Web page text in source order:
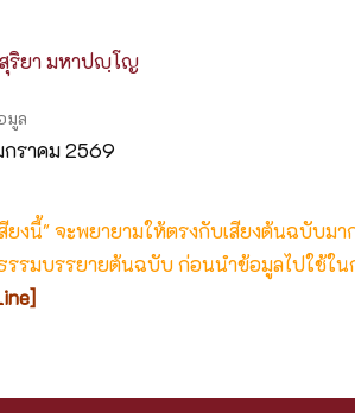
ริยา มหาปญฺโญ
มูล
กราคม 2569
ยงนี้" จะพยายามให้ตรงกับเสียงต้นฉบับม
รรมบรรยายต้นฉบับ ก่อนนำข้อมูลไปใช้ใน